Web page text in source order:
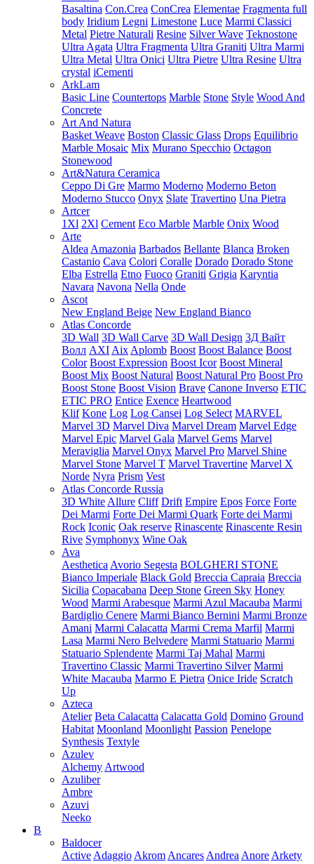
Basaltina Con.Crea ConCrea Elementae Fragmenta full
body Iridium Legni Limestone Luce Marmi Classici
Metal Pietre Naturali Resine Silver Wave Teknostone
Ultra Agata Ultra Fragmenta Ultra Graniti Ultra Marmi
Ultra Metal Ultra Onici Ultra Pietre Ultra Resine Ultra
crystal iCementi
ArkLam
Basic Line Countertops Marble Stone Style Wood And
Concrete
Art And Natura
Basket Weave Boston Classic Glass Drops Equilibrio
Marble Mosaic Mix Murano Specchio Octagon
Stonewood
Art&Natura Ceramica
Ceppo Di Gre Marmo Moderno Moderno Beton
Moderno Stucco Onyx Slate Travertino Una Pietra
Artcer
1Xl 2Xl Cement Eco Marble Marble Onix Wood
Arte
Aldea Amazonia Barbados Bellante Blanca Broken
Castanio Cava Colori Coralle Dorado Dorado Stone
Elba Estrella Etno Fuoco Graniti Grigia Karyntia
Navara Navona Nella Onde
Ascot
New England Beige New England Bianco
Atlas Concorde
3D Wall 3D Wall Carve 3D Wall Design 3Д Вайт
Волл AXI Aix Aplomb Boost Boost Balance Boost
Color Boost Expression Boost Icor Boost Mineral
Boost Mix Boost Natural Boost Natural Pro Boost Pro
Boost Stone Boost Vision Brave Canone Inverso ETIC
ETIC PRO Entice Exence Heartwood
Klif Kone Log Log Cansei Log Select MARVEL
Marvel 3D Marvel Diva Marvel Dream Marvel Edge
Marvel Epic Marvel Gala Marvel Gems Marvel
Meraviglia Marvel Onyx Marvel Pro Marvel Shine
Marvel Stone Marvel T Marvel Travertine Marvel X
Norde Nyra Prism Vest
Atlas Concorde Russia
3D White Allure Cliff Drift Empire Epos Force Forte
Dei Marmi Forte Dei Marmi Quark Forte dei Marmi
Rock Iconic Oak reserve Rinascente Rinascente Resin
Rive Symphonyx Wine Oak
Ava
Aesthetica Avorio Segesta BOLGHERI STONE
Bianco Imperiale Black Gold Breccia Capraia Breccia
Sicilia Copacabana Deep Stone Green Sky Honey
Wood Marmi Arabesque Marmi Azul Macauba Marmi
Bardiglio Cenere Marmi Bianco Bernini Marmi Bronze
Amani Marmi Calacatta Marmi Crema Marfil Marmi
Lasa Marmi Nero Belvedere Marmi Statuario Marmi
Statuario Splendente Marmi Taj Mahal Marmi
Travertino Classic Marmi Travertino Silver Marmi
White Macauba Marmo E Pietra Onice Iride Scratch
Up
Azteca
Atelier Beta Calacatta Calacatta Gold Domino Ground
Habitat Moonland Moonlight Passion Penelope
Synthesis Textyle
Azulev
Alchemy Artwood
Azuliber
Ambre
Azuvi
Neeko
B
Baldocer
Active Adaggio Akrom Ancares Andrea Anore Arkety